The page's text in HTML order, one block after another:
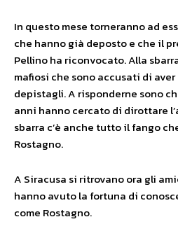
In questo mese torneranno ad
che hanno già deposto e che il
Pellino ha riconvocato. Alla
mafiosi che sono accusati di
depistagli. A risponderne sono
anni hanno cercato di dirottare
sbarra c’è anche tutto il fango
Rostagno.
A Siracusa si ritrovano ora gli
hanno avuto la fortuna di
come Rostagno.